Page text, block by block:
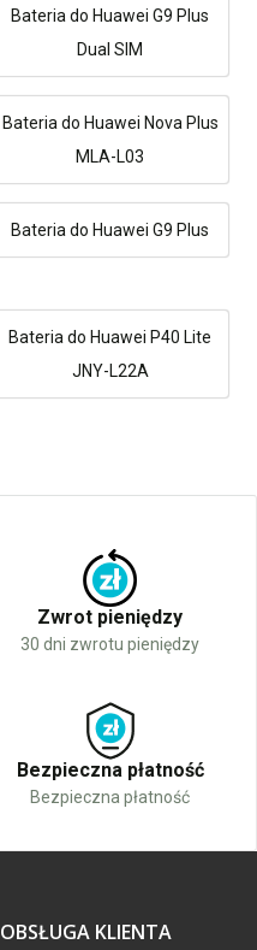
Bateria do Huawei G9 Plus
Dual SIM
Bateria do Huawei Nova Plus
MLA-L03
Bateria do Huawei G9 Plus
Bateria do Huawei P40 Lite
JNY-L22A
Zwrot pieniędzy
30 dni zwrotu pieniędzy
Bezpieczna płatność
Bezpieczna płatność
OBSŁUGA KLIENTA